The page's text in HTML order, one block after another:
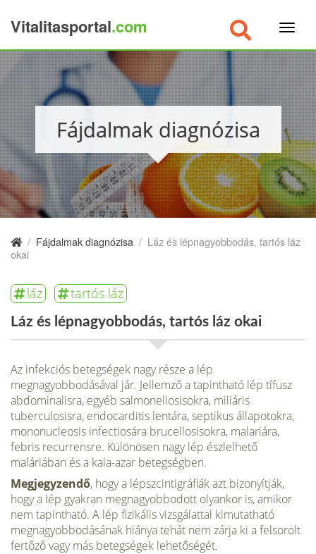
Vitalitasportal.com
Fájdalmak diagnózisa
/ Fájdalmak diagnózisa / Láz és lépnagyobbodás, tartós láz
okai
láz tartós láz
Láz és lépnagyobbodás, tartós láz okai
Az infekciós betegségek nagy része a lép
megnagyobbodásával jár. Jellemző a tapintható lép tífusz
abdominalisra, egyéb salmonellosisokra, miliáris
tuberculosisra, endocarditis lentára, septikus állapotokra,
mononucleosis infectiosára brucellosisokra, malariára,
febris recurrensre. Különösen nagy lép észlelhető
maláriában és a kala-azar betegségben.
Megjegyzendő, hogy a lépszcintigráfiák azt bizonyítják,
hogy a lép gyakran megnagyobbodott olyankor is, amikor
nem tapintható. A lép fizikális vizsgálattal kimutatható
megnagyobbodásának hiánya tehát nem zárja ki a felsorolt
fertőző vagy más betegségek lehetőségét.
×